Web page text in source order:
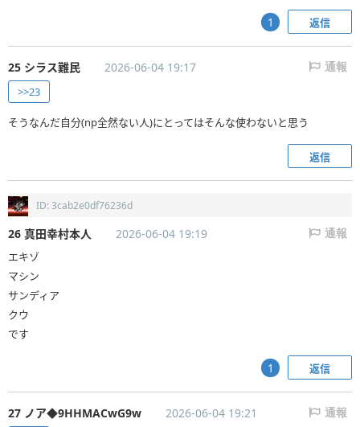
返信
1
25 シラス難民 2026-06-04 19:17 通報
>>23
そうなんだ自分(np全然ない人)にとってはそんな使わないと思う
返信
ID: 3cab2e0df76236d
26 真田幸村本人 2026-06-04 19:19 通報
エキゾ
マシン
サンディア
クウ
です
返信
1
27 ノア◆9HHMACwG9w 2026-06-04 19:21 通報